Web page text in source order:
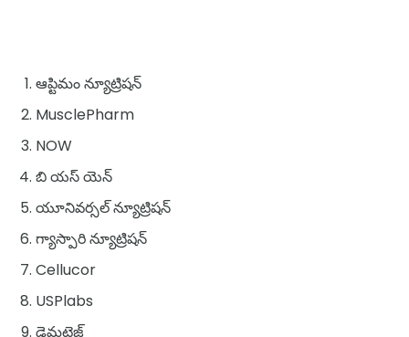
ఆప్టిమం న్యూట్రిషన్
MusclePharm
NOW
బి యస్ యెన్
యూనివర్సల్ న్యూట్రిషన్
గ్యాస్పారి న్యూట్రిషన్
Cellucor
USPlabs
డైమటైజ్